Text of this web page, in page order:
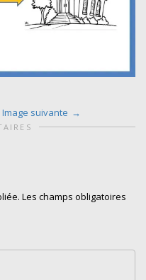
Image suivante
Les champs obligatoires